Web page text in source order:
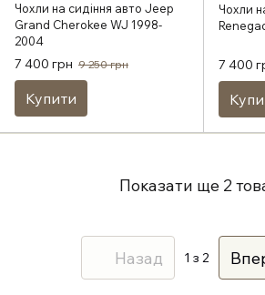
Чохли на сидіння авто Jeep
Grand Cherokee WJ 1998-
2004
7 400 грн 9 250 грн
Купити
Чохли
7 400
Показати ще 2
Назад 1 з 2